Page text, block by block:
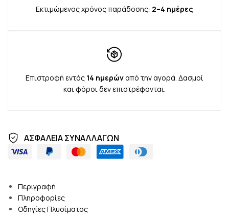
Box
Εκτιμώμενος χρόνος παράδοσης: 2–4 ημέρες
Επιστροφή εντός 14 ημερώναπό την αγορά. Δασμοί
και φόροι δεν επιστρέφονται.
Custom
HTML
ΑΣΦΑΛΕΙΑ ΣΥΝΑΛΛΑΓΩΝ
Περιγραφή
Πληροφορίες
Οδηγίες Πλυσίματος